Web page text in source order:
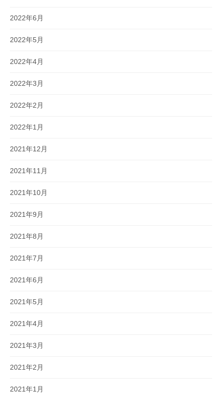
2022年6月
2022年5月
2022年4月
2022年3月
2022年2月
2022年1月
2021年12月
2021年11月
2021年10月
2021年9月
2021年8月
2021年7月
2021年6月
2021年5月
2021年4月
2021年3月
2021年2月
2021年1月